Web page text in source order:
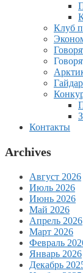
Клуб
Контакты
Archives
Август 2026
Июль 2026
Июнь 2026
Май 2026
Апрель 2026
Март 2026
Февраль
Январь 2026
Декабрь